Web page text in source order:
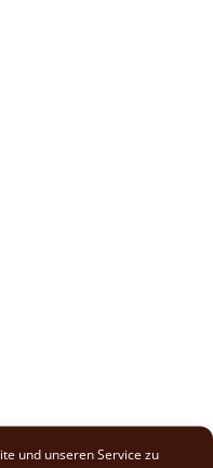
und unseren Service zu